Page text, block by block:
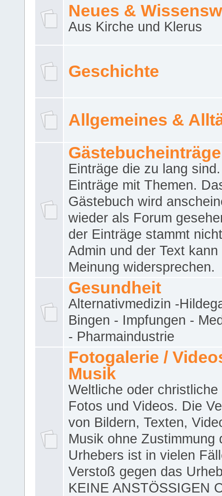
Neues &
Aus Kirche und Klerus
Geschichte
Allgemeines &
Gästebucheinträge
Einträge die zu lang
Einträge mit Themen.
Gästebuch wird
wieder als Forum
der Einträge stammt
Admin und der Text kann
Meinung widersprechen.
Gesundheit
Alternativmedizin -
Bingen - Impfungen -
- Pharmaindustrie
Fotogalerie /
Musik
Weltliche oder christliche
Fotos und Videos. Die
von Bildern, Texten,
Musik ohne Zustimmung
Urhebers ist in vielen
Verstoß gegen das
KEINE ANSTÖSSIGEN